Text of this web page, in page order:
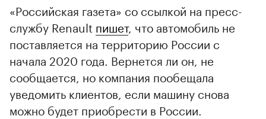
«Российская газета» со ссылкой на пресс-
службу Renault пишет, что автомобиль не
поставляется на территорию России с
начала 2020 года. Вернется ли он, не
сообщается, но компания пообещала
уведомить клиентов, если машину снова
можно будет приобрести в России.